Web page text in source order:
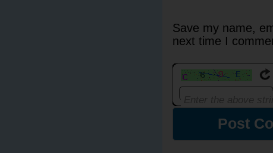
Save my name,
next time I